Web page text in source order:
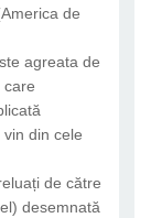
de
agreata de
care
din cele
de către
desemnată